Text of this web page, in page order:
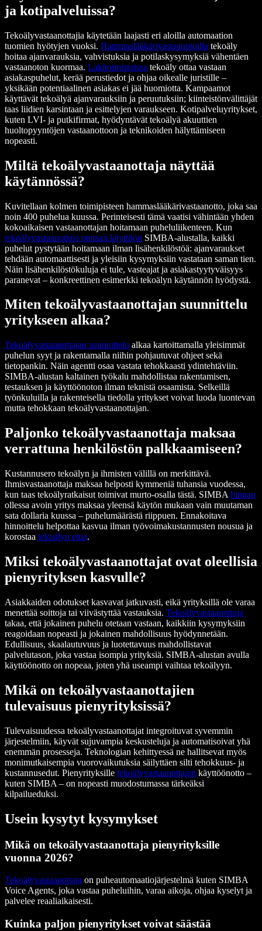
ja kotipalveluissa?
Tekoälyvastaanottajia käytetään laajasti eri aloilla automaation
tuomien hyötyjen vuoksi. Hammaslääkärivastaanotoilla tekoäly
hoitaa ajanvarauksia, vahvistuksia ja potilaskysymyksiä vähentäen
vastaanoton kuormaa. Lakitoimistoissa tekoäly ottaa vastaan
asiakaspuhelut, kerää perustiedot ja ohjaa oikealle juristille –
yksikään potentiaalinen asiakas ei jää huomiotta. Kampaamot
käyttävät tekoälyä ajanvarauksiin ja peruutuksiin; kiinteistönvälittäjät
taas liidien karsintaan ja esittelyjen varaukseen. Kotipalveluyritykset,
kuten LVI- ja putkifirmat, hyödyntävät tekoälyä akuuttien
huoltopyyntöjen vastaanottoon ja teknikoiden hälyttämiseen
nopeasti.
Miltä tekoälyvastaanottaja näyttää
käytännössä?
Kuvitellaan kolmen toimipisteen hammaslääkärivastaanotto, joka saa
noin 400 puhelua kuussa. Perinteisesti tämä vaatisi vähintään yhden
kokoaikaisen vastaanottajan hoitamaan puheluliikenteen. Kun
tekoälyvastaanottaja otetaan käyttöön SIMBA-alustalla, kaikki
puhelut pystytään hoitamaan ilman lisähenkilöstöä: ajanvaraukset
tehdään automaattisesti ja yleisiin kysymyksiin vastataan saman tien.
Näin lisähenkilöstökuluja ei tule, vasteajat ja asiakastyytyväisyys
paranevat – konkreettinen esimerkki tekoälyn käytännön hyödystä.
Miten tekoälyvastaanottajan suunnittelu
yritykseen alkaa?
Tekoälyvastaanottajan suunnittelu alkaa kartoittamalla yleisimmät
puhelun syyt ja rakentamalla niihin pohjautuvat ohjeet sekä
tietopankin. Näin agentti osaa vastata tehokkaasti ydintehtäviin.
SIMBA-alustan kaltainen työkalu mahdollistaa rakentamisen,
testauksen ja käyttöönoton ilman teknistä osaamista. Selkeillä
työnkuluilla ja rakenteisella tiedolla yritykset voivat luoda luontevan
mutta tehokkaan tekoälyvastaanottajan.
Paljonko tekoälyvastaanottaja maksaa
verrattuna henkilöstön palkkaamiseen?
Kustannusero tekoälyn ja ihmisten välillä on merkittävä.
Ihmisvastaanottaja maksaa helposti kymmeniä tuhansia vuodessa,
kun taas tekoälyratkaisut toimivat murto-osalla tästä. SIMBA hinnan
ollessa avoin yritys maksaa yleensä käytön mukaan vain muutaman
sata dollaria kuussa – puhelumäärästä riippuen. Ennakoitava
hinnoittelu helpottaa kasvua ilman työvoimakustannusten nousua ja
korostaa tekoälyn etua.
Miksi tekoälyvastaanottajat ovat oleellisia
pienyrityksen kasvulle?
Asiakkaiden odotukset kasvavat jatkuvasti, eikä yrityksillä ole varaa
menettää soittoja tai viivästyttää vastauksia. Tekoälyvastaanottaja
takaa, että jokainen puhelu otetaan vastaan, kaikkiin kysymyksiin
reagoidaan nopeasti ja jokainen mahdollisuus hyödynnetään.
Edullisuus, skaalautuvuus ja luotettavuus mahdollistavat
palvelutason, joka vastaa isompia yrityksiä. SIMBA-alustan avulla
käyttöönotto on nopeaa, joten yhä useampi vaihtaa tekoälyyn.
Mikä on tekoälyvastaanottajien
tulevaisuus pienyrityksissä?
Tulevaisuudessa tekoälyvastaanottajat integroituvat syvemmin
järjestelmiin, käyvät sujuvampia keskusteluja ja automatisoivat yhä
enemmän prosesseja. Teknologian kehittyessä ne hallitsevat myös
monimutkaisempia vuorovaikutuksia säilyttäen silti tehokkuus- ja
kustannusedut. Pienyrityksille tekoälyvastaanottajan käyttöönotto –
kuten SIMBA – on nopeasti muodostumassa tärkeäksi
kilpailueduksi.
Usein kysytyt kysymykset
Mikä on tekoälyvastaanottaja pienyrityksille
vuonna 2026?
Tekoälyvastaanottaja on puheautomaatiojärjestelmä kuten SIMBA
Voice Agents, joka vastaa puheluihin, varaa aikoja, ohjaa kyselyt ja
palvelee reaaliaikaisesti.
Kuinka paljon pienyritykset voivat säästää